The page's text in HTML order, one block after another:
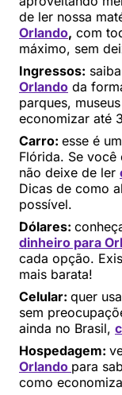
de ler nossa
Orlando, com
máximo, sem
Ingressos: saiba
Orlando da
parques,
economizar até
Carro: esse é
Flórida. Se você
não deixe de ler
Dicas de como
possível.
Dólares:
dinheiro para
cada opção.
mais barata!
Celular: quer
sem
ainda no Brasil,
Hospedagem:
Orlando para
como